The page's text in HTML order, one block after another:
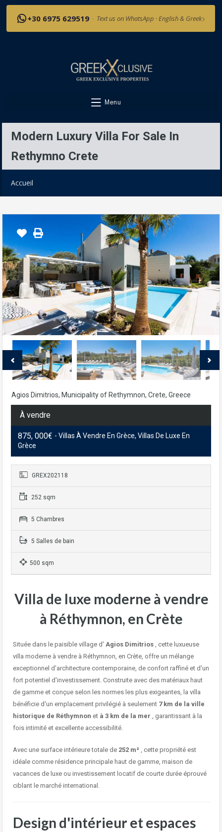
+30 6975 629519 · Text us on WhatsApp · English & Greek›
Menu
Modern Luxury Villa For Sale In
Rethymno Crete
Accueil
Agios Dimitrios, Municipality of Rethymnon, Crete, Greece
À vendre
875, 000€ - Villas À Vendre En Grèce, Villas De Luxe En
Grèce
GREX202118
252 sqm
5 Chambres
5 Salles de bain
500 sqm
Villa de luxe moderne à vendre
à Réthymnon, en Crète
Située dans le paisible village d' Agios Dimitrios, cette luxueuse
villa moderne à vendre à Réthymnon, en Crète, offre un mélange
exceptionnel d'architecture contemporaine, de confort raffiné et d'un
fort potentiel d'investissement. Construite avec des matériaux haut
de gamme et conçue selon les normes les plus exigeantes, la villa
bénéficie d'un emplacement privilégié à seulement 7 km de la ville
historique de Réthymnon et à 3 km de la mer , garantissant à la
fois intimité et excellente accessibilité.
Avec une surface intérieure totale de 252 m², cette propriété est
idéale comme résidence principale haut de gamme, maison de
vacances de luxe ou investissement locatif de courte durée éprouvé
ciblant le marché international.
Design d'intérieur et espaces